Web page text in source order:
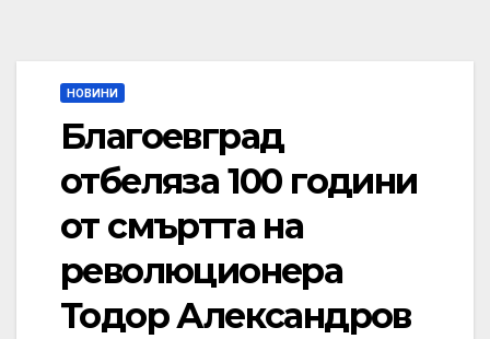
НОВИНИ
Благоевград
отбеляза 100 години
от смъртта на
революционера
Тодор Александров